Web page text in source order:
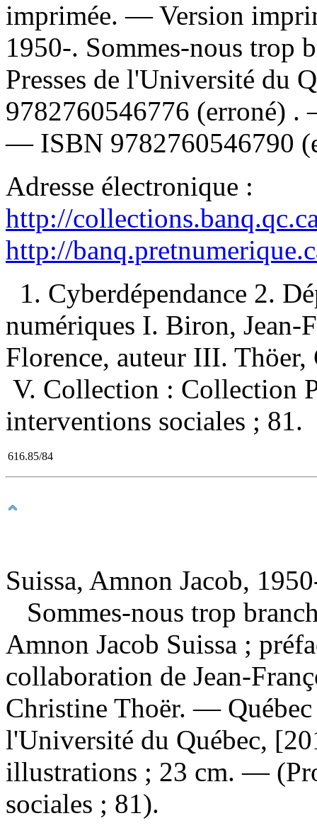
imprimée. —Version
1950-. Sommes-nous trop
Presses de l'Université du
9782760546776 (erroné)
— ISBN 9782760546790
Adresse électronique :
http://
http://
1. Cyberdépendance 2.
numériques I. Biron,
Florence, auteur III.
V. Collection : Collection
interventions sociales ; 81.
616.85/84
Suissa, Amnon Jacob,
Sommes-nous trop
Amnon Jacob Suissa ;
collaboration de Jean-
Christine Thoër. — Québec
l'Université du Québec,
illustrations ; 23 cm. —
sociales ; 81).